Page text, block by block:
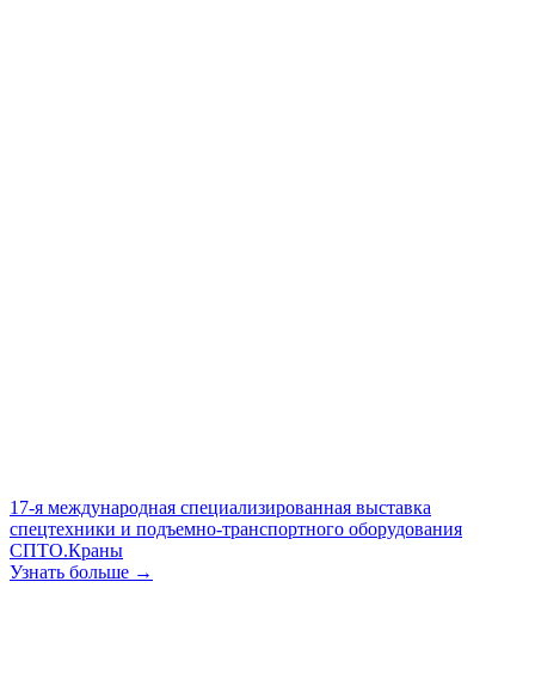
17-я международная специализированная выставка
спецтехники и подъемно-транспортного оборудования
СПТО.Краны
Узнать больше →